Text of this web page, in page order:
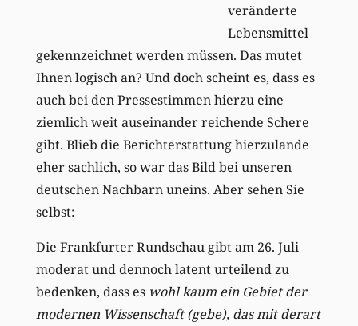
veränderte
Lebensmittel
gekennzeichnet werden müssen. Das mutet
Ihnen logisch an? Und doch scheint es, dass es
auch bei den Pressestimmen hierzu eine
ziemlich weit auseinander reichende Schere
gibt. Blieb die Berichterstattung hierzulande
eher sachlich, so war das Bild bei unseren
deutschen Nachbarn uneins. Aber sehen Sie
selbst:
Die Frankfurter Rundschau gibt am 26. Juli
moderat und dennoch latent urteilend zu
bedenken, dass es wohl kaum ein Gebiet der
modernen Wissenschaft (gebe), das mit derart